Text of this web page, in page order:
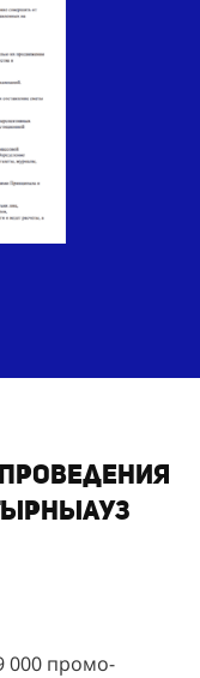
000 промо-